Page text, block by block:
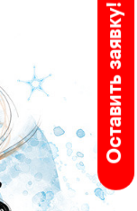
Оставить заявку!